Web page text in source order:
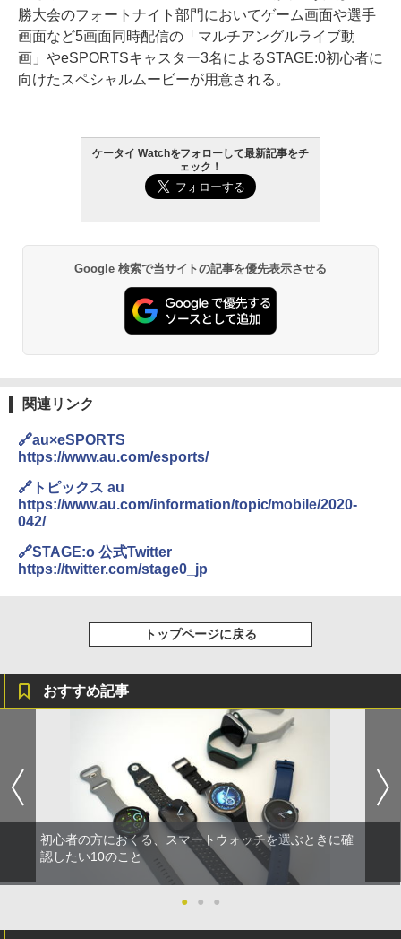
勝大会のフォートナイト部門においてゲーム画面や選手
画面など5画面同時配信の「マルチアングルライブ動
画」やeSPORTSキャスター3名によるSTAGE:0初心者に
向けたスペシャルムービーが用意される。
ケータイ Watchをフォローして最新記事をチ
ェック！
Google 検索で当サイトの記事を優先表示させる
関連リンク
🔗au×eSPORTS
https://www.au.com/esports/
🔗トピックス au
https://www.au.com/information/topic/mobile/2020-
042/
🔗STAGE:o 公式Twitter
https://twitter.com/stage0_jp
トップページに戻る
おすすめ記事
初心者の方におくる、スマートウォッチを選ぶときに確
認したい10のこと
● ● ●